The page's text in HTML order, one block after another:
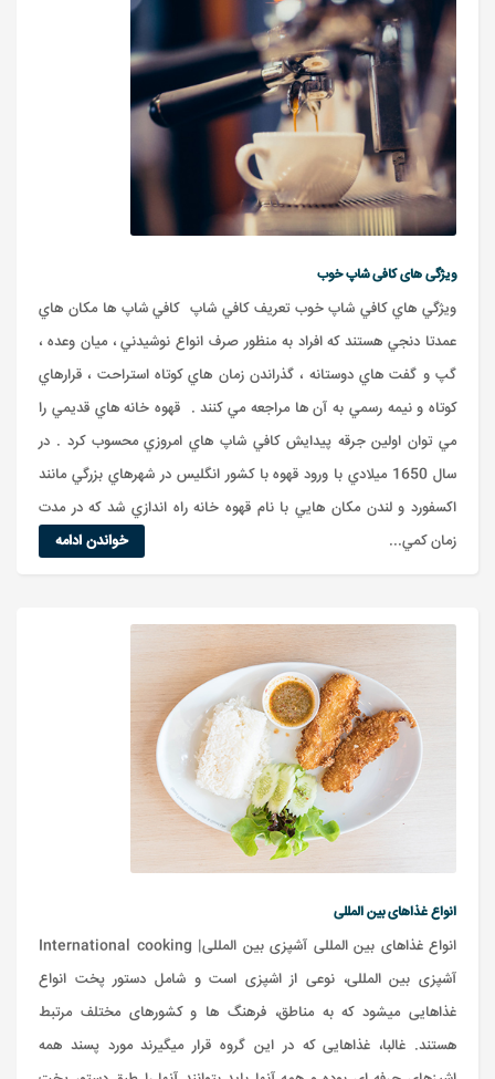
ویژگی های کافی شاپ خوب
ويژگي هاي کافي شاپ خوب تعريف کافي شاپ کافي شاپ ها مکان هاي
عمدتا دنجي هستند که افراد به منظور صرف انواع نوشيدني ، ميان وعده ،
گپ و گفت هاي دوستانه ، گذراندن زمان هاي کوتاه استراحت ، قرارهاي
کوتاه و نيمه رسمي به آن ها مراجعه مي کنند . قهوه خانه هاي قديمي را
مي توان اولين جرقه پيدايش کافي شاپ هاي امروزي محسوب کرد . در
سال 1650 ميلادي با ورود قهوه با کشور انگليس در شهرهاي بزرگي مانند
اکسفورد و لندن مکان هايي با نام قهوه خانه راه اندازي شد که در مدت
زمان کمي...
خواندن ادامه
انواع غذاهای بین المللی
انواع غذاهای بین المللی آشپزی بین المللی| International cooking
آشپزی بین المللی، نوعی از اشپزی است و شامل دستور پخت انواع
غذاهایی میشود که به مناطق، فرهنگ ها و کشورهای مختلف مرتبط
هستند. غالبا، غذاهایی که در این گروه قرار میگیرند مورد پسند همه